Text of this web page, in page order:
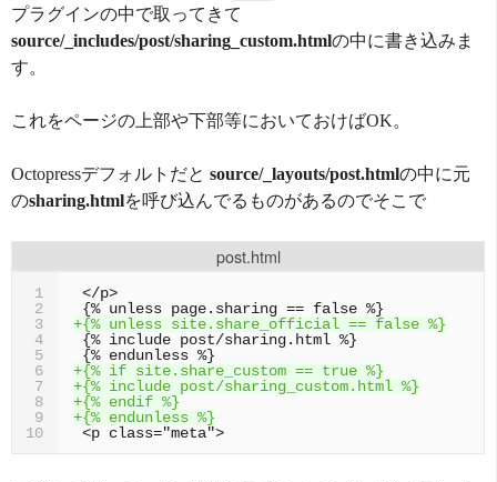
プラグインの中で取ってきて
source/_includes/post/sharing_custom.htmlの中に書き込みま
す。
これをページの上部や下部等においておけばOK。
Octopressデフォルトだと source/_layouts/post.htmlの中に元
のsharing.htmlを呼び込んでるものがあるのでそこで
post.html
1
2
3
4
5
6
7
8
9
10
+{% unless site.share_official == false %}
+{% if site.share_custom == true %}
+{% include post/sharing_custom.html %}
+{% endif %}
+{% endunless %}